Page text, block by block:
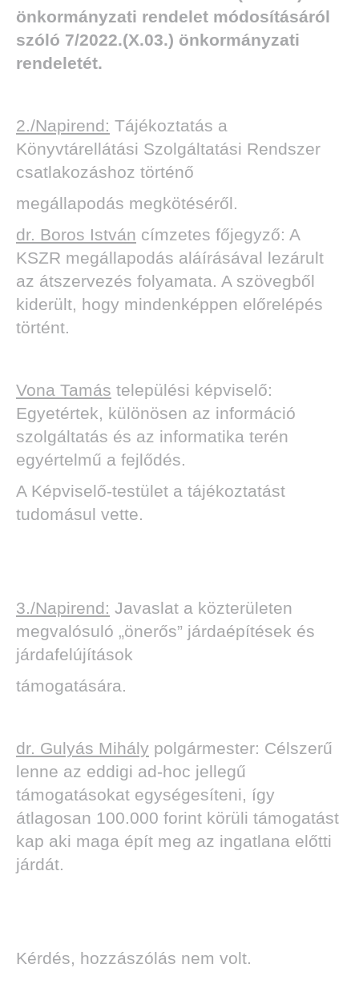
önkormányzati rendelet módosításáról
szóló 7/2022.(X.03.) önkormányzati
rendeletét.
2./Napirend: Tájékoztatás a
Könyvtárellátási Szolgáltatási Rendszer
csatlakozáshoz történő
megállapodás megkötéséről.
dr. Boros István címzetes főjegyző: A
KSZR megállapodás aláírásával lezárult
az átszervezés folyamata. A szövegből
kiderült, hogy mindenképpen előrelépés
történt.
Vona Tamás települési képviselő:
Egyetértek, különösen az információ
szolgáltatás és az informatika terén
egyértelmű a fejlődés.
A Képviselő-testület a tájékoztatást
tudomásul vette.
3./Napirend: Javaslat a közterületen
megvalósuló „önerős” járdaépítések és
járdafelújítások
támogatására.
dr. Gulyás Mihály polgármester: Célszerű
lenne az eddigi ad-hoc jellegű
támogatásokat egységesíteni, így
átlagosan 100.000 forint körüli támogatást
kap aki maga épít meg az ingatlana előtti
járdát.
Kérdés, hozzászólás nem volt.